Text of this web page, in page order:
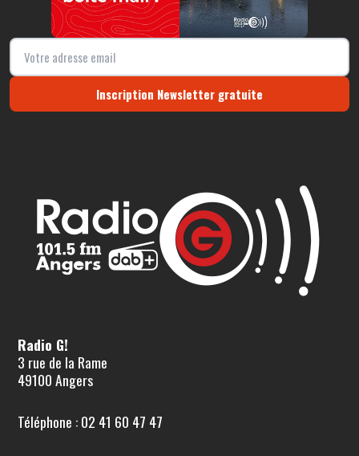
Inscription Newsletter gratuite
Radio G!
3 rue de la Rame
49100 Angers
Téléphone : 02 41 60 47 47